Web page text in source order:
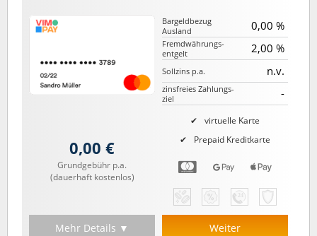
virtuelle Karte
Prepaid Kreditkarte
Bargeld­bezug
Ausland
0,00 %
Fremd­währungs­
entgelt
2,00 %
Sollzins p.a. n.v.
zinsfreies Zahlungs­
ziel
-
0,00 €
Grundgebühr p.a.
(dauerhaft kostenlos)
Mehr Details ▼ Weiter